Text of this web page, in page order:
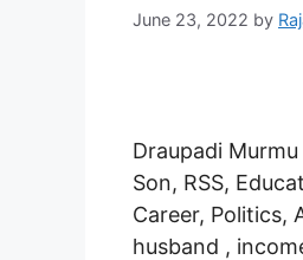
June 23, 2022 by
Draupadi
Son, RSS,
Career, Politics,
husband ,